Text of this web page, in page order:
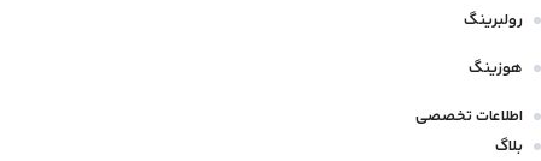
رولبرینگ
هوزینگ
اطلاعات تخصصی
بلاگ